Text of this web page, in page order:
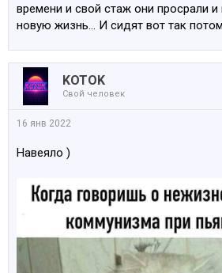
времени и свой стаж они просрали
новую жизнь… И сидят вот так
KOTOK
Свой человек
16 янв 2022
Навеяло )